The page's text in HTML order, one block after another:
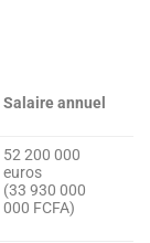
Salaire annuel
52 200 000
euros
(33 930 000
000 FCFA)